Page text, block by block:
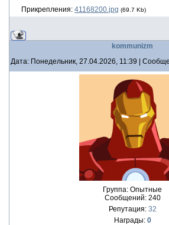
Прикрепления: 41168200.jpg (69.7 Kb)
kommunizm
Дата: Понедельник, 27.04.2026, 11:39 |
Группа: Опытные
Сообщений: 240
Репутация: 32
Награды: 0